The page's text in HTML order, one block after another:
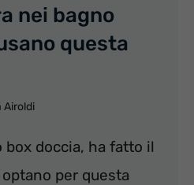
nei bagno
questa
Airoldi
box doccia, ha fatto il
per questa